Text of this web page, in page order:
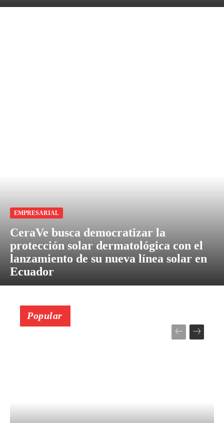
EMPRESARIAL
CeraVe busca democratizar la
protección solar dermatológica con el
lanzamiento de su nueva línea solar en
Ecuador
Popular